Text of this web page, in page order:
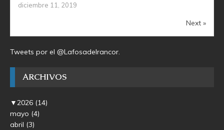
diciembre 11, 2019
Next »
Tweets por el @Lafosadelrancor.
ARCHIVOS
▼2026 (14)
mayo (4)
abril (3)